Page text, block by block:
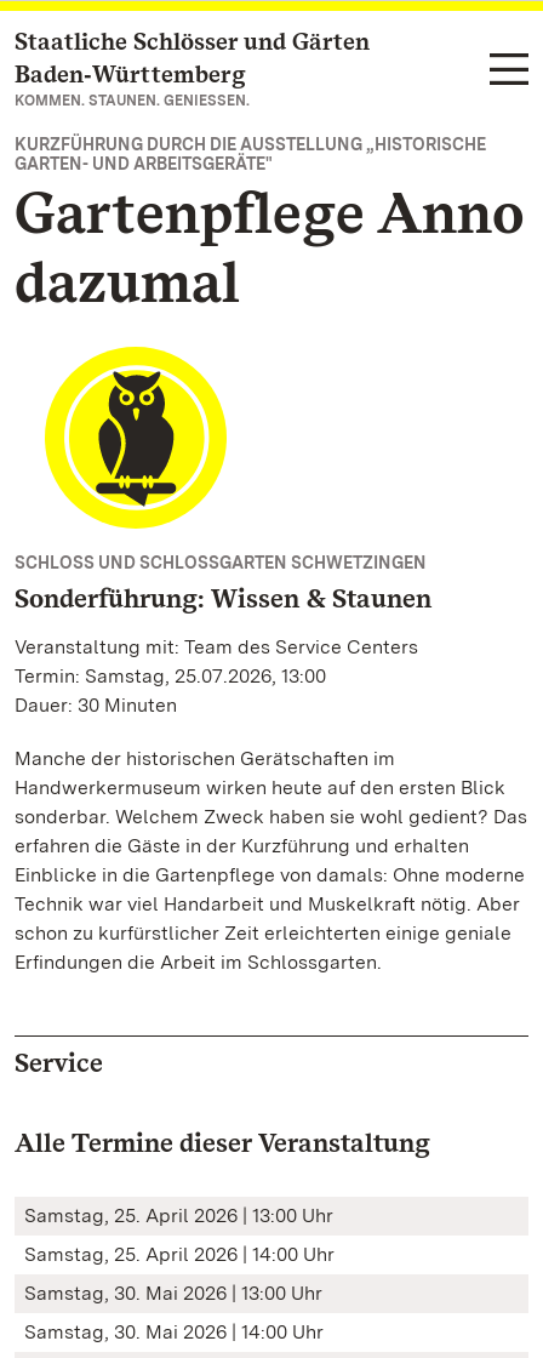
Zum Hauptinhalt springen
Staatliche Schlösser und Gärten
Baden‑Württemberg
KOMMEN. STAUNEN. GENIESSEN.
KURZFÜHRUNG DURCH DIE AUSSTELLUNG „HISTORISCHE
GARTEN- UND ARBEITSGERÄTE"
Gartenpflege Anno
dazumal
SCHLOSS UND SCHLOSSGARTEN SCHWETZINGEN
Sonderführung: Wissen & Staunen
Veranstaltung mit: Team des Service Centers
Termin: Samstag, 25.07.2026, 13:00
Dauer: 30 Minuten
Manche der historischen Gerätschaften im
Handwerkermuseum wirken heute auf den ersten Blick
sonderbar. Welchem Zweck haben sie wohl gedient? Das
erfahren die Gäste in der Kurzführung und erhalten
Einblicke in die Gartenpflege von damals: Ohne moderne
Technik war viel Handarbeit und Muskelkraft nötig. Aber
schon zu kurfürstlicher Zeit erleichterten einige geniale
Erfindungen die Arbeit im Schlossgarten.
Service
Alle Termine dieser Veranstaltung
Samstag, 25. April 2026 | 13:00 Uhr
Samstag, 25. April 2026 | 14:00 Uhr
Samstag, 30. Mai 2026 | 13:00 Uhr
Samstag, 30. Mai 2026 | 14:00 Uhr